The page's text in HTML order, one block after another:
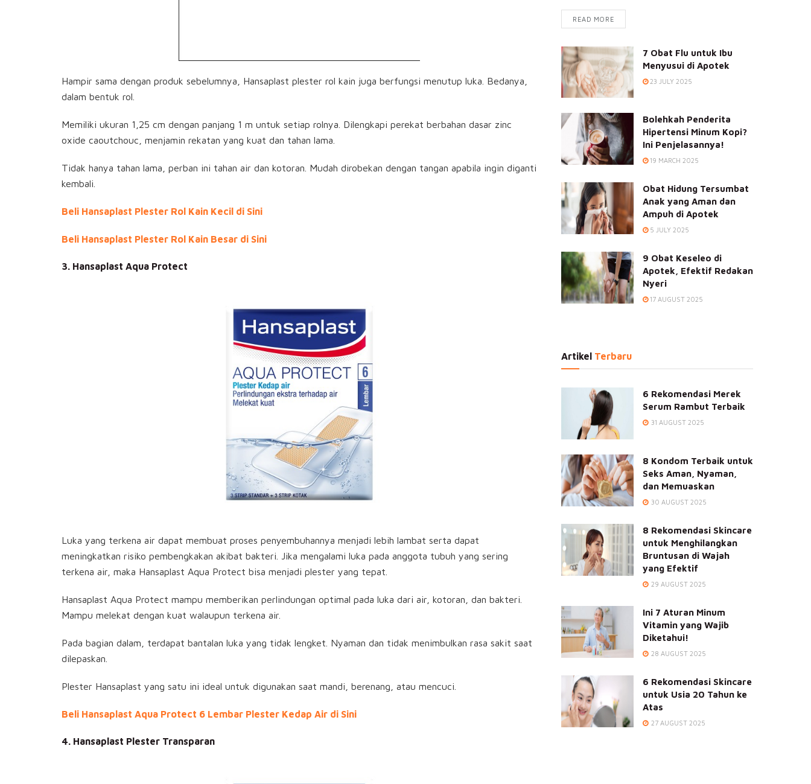
Hampir sama dengan produk sebelumnya, Hansaplast plester rol kain juga berfungsi menutup luka. Bedanya,
dalam bentuk rol.
Memiliki ukuran 1,25 cm dengan panjang 1 m untuk setiap rolnya. Dilengkapi perekat berbahan dasar zinc
oxide caoutchouc, menjamin rekatan yang kuat dan tahan lama.
Tidak hanya tahan lama, perban ini tahan air dan kotoran. Mudah dirobekan dengan tangan apabila ingin diganti
kembali.
Beli Hansaplast Plester Rol Kain Kecil di Sini
Beli Hansaplast Plester Rol Kain Besar di Sini
3. Hansaplast Aqua Protect
Luka yang terkena air dapat membuat proses penyembuhannya menjadi lebih lambat serta dapat
meningkatkan risiko pembengkakan akibat bakteri. Jika mengalami luka pada anggota tubuh yang sering
terkena air, maka Hansaplast Aqua Protect bisa menjadi plester yang tepat.
Hansaplast Aqua Protect mampu memberikan perlindungan optimal pada luka dari air, kotoran, dan bakteri.
Mampu melekat dengan kuat walaupun terkena air.
Pada bagian dalam, terdapat bantalan luka yang tidak lengket. Nyaman dan tidak menimbulkan rasa sakit saat
dilepaskan.
Plester Hansaplast yang satu ini ideal untuk digunakan saat mandi, berenang, atau mencuci.
Beli Hansaplast Aqua Protect 6 Lembar Plester Kedap Air di Sini
4. Hansaplast Plester Transparan
READ MORE
7 Obat Flu untuk Ibu
Menyusui di Apotek
23 JULY 2025
Bolehkah Penderita
Hipertensi Minum Kopi?
Ini Penjelasannya!
19 MARCH 2025
Obat Hidung Tersumbat
Anak yang Aman dan
Ampuh di Apotek
5 JULY 2025
9 Obat Keseleo di
Apotek, Efektif Redakan
Nyeri
17 AUGUST 2025
Artikel Terbaru
6 Rekomendasi Merek
Serum Rambut Terbaik
31 AUGUST 2025
8 Kondom Terbaik untuk
Seks Aman, Nyaman,
dan Memuaskan
30 AUGUST 2025
8 Rekomendasi Skincare
untuk Menghilangkan
Bruntusan di Wajah
yang Efektif
29 AUGUST 2025
Ini 7 Aturan Minum
Vitamin yang Wajib
Diketahui!
28 AUGUST 2025
6 Rekomendasi Skincare
untuk Usia 20 Tahun ke
Atas
27 AUGUST 2025